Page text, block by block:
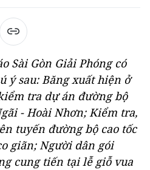
Sài Gòn Giải Phóng có
ý sau: Băng xuất hiện ở
tra dự án đường bộ
- Hoài Nhơn; Kiểm tra,
tuyến đường bộ cao tốc
giãn; Người dân gói
cung tiến tại lễ giỗ vua